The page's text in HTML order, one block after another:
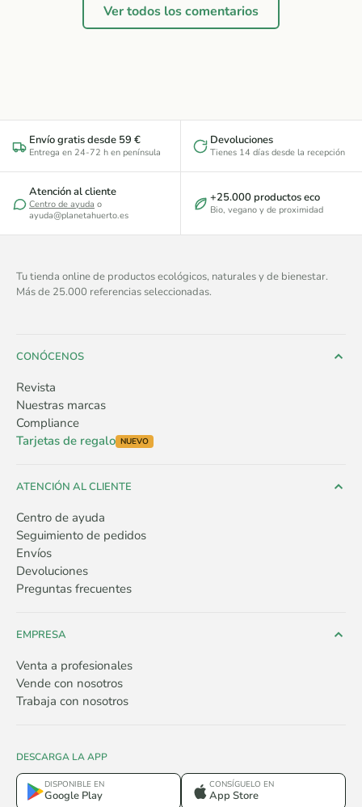
Ver todos los comentarios
Envío gratis desde 59 €
Entrega en 24-72 h en península
Devoluciones
Tienes 14 días desde la recepción
Atención al cliente
Centro de ayuda o
ayuda@planetahuerto.es
+25.000 productos eco
Bio, vegano y de proximidad
Tu tienda online de productos ecológicos, naturales y de bienestar.
Más de 25.000 referencias seleccionadas.
CONÓCENOS
Revista
Nuestras marcas
Compliance
Tarjetas de regalo NUEVO
ATENCIÓN AL CLIENTE
Centro de ayuda
Seguimiento de pedidos
Envíos
Devoluciones
Preguntas frecuentes
EMPRESA
Venta a profesionales
Vende con nosotros
Trabaja con nosotros
DESCARGA LA APP
DISPONIBLE EN
Google Play
CONSÍGUELO EN
App Store